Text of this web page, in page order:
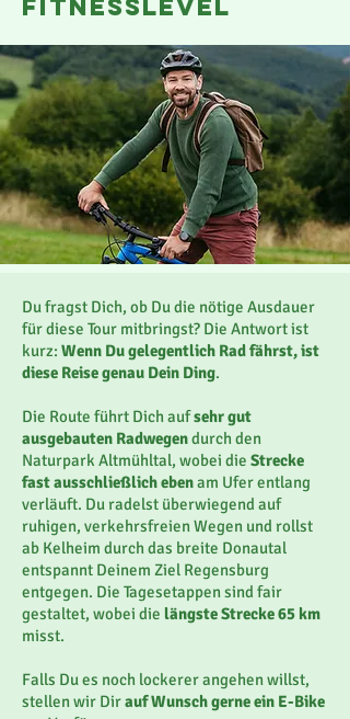
fitnesslevel
Du fragst Dich, ob Du die nötige Ausdauer
für diese Tour mitbringst? Die Antwort ist
kurz: Wenn Du gelegentlich Rad fährst, ist
diese Reise genau Dein Ding.
Die Route führt Dich aufsehr gut
ausgebauten Radwegendurch den
Naturpark Altmühltal, wobei die Strecke
fast ausschließlich ebenam Ufer entlang
verläuft. Du radelst überwiegend auf
ruhigen, verkehrsfreien Wegen und rollst
ab Kelheim durch das breite Donautal
entspannt Deinem Ziel Regensburg
entgegen. Die Tagesetappen sind fair
gestaltet, wobei die längste Strecke 65 km
misst.
Falls Du es noch lockerer angehen willst,
stellen wir Dirauf Wunsch gerne ein E-Bike